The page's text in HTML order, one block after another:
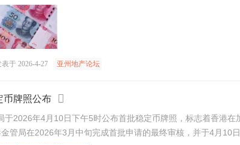
表于 2026-4-27 亚州地产论坛
币牌照公布
于2026年4月10日下午5时公布首批稳定币牌照，标志着香港
管局在2026年3月中旬完成首批申请的最终审核，并于4月10